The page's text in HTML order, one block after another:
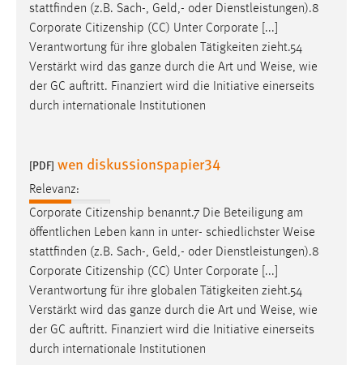
stattfinden (z.B. Sach-, Geld,- oder Dienstleistungen).8
Corporate Citizenship (CC) Unter Corporate [...]
Verantwortung für ihre globalen Tätigkeiten zieht.54
Verstärkt wird das ganze durch die Art und Weise, wie
der GC auftritt. Finanziert wird die Initiative einerseits
durch internationale Institutionen
[PDF] wen diskussionspapier34
Relevanz:
Corporate Citizenship benannt.7 Die Beteiligung am
öffentlichen Leben kann in unter- schiedlichster Weise
stattfinden (z.B. Sach-, Geld,- oder Dienstleistungen).8
Corporate Citizenship (CC) Unter Corporate [...]
Verantwortung für ihre globalen Tätigkeiten zieht.54
Verstärkt wird das ganze durch die Art und Weise, wie
der GC auftritt. Finanziert wird die Initiative einerseits
durch internationale Institutionen
EXTERNE MEDIEN
Um Inhalte von Videoplattformen und Social Media
Plattformen anzeigen zu können, werden von diesen
externen Medien Cookies gesetzt.
YouTube
Vimeo